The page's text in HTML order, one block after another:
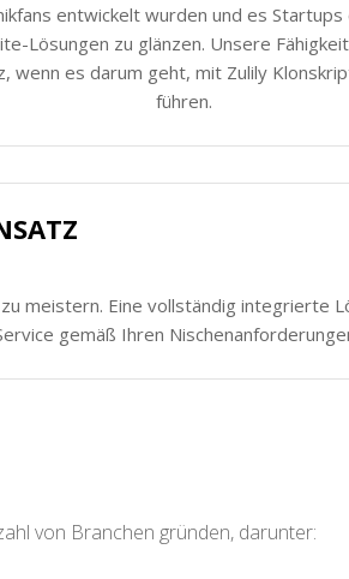
entwickelt wurden und es
Lösungen zu glänzen. Unsere
wenn es darum geht, mit Zulily
führen.
meistern. Eine vollständig integrierte
gemäß Ihren
von Branchen gründen, darunter: